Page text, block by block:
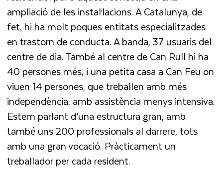
ampliació de les instal·lacions. A Catalunya, de
fet, hi ha molt poques entitats especialitzades
en trastorn de conducta. A banda, 37 usuaris del
centre de dia. També al centre de Can Rull hi ha
40 persones més, i una petita casa a Can Feu on
viuen 14 persones, que treballen amb més
independència, amb assistència menys intensiva.
Estem parlant d’una estructura gran, amb
també uns 200 professionals al darrere, tots
amb una gran vocació. Pràcticament un
treballador per cada resident.